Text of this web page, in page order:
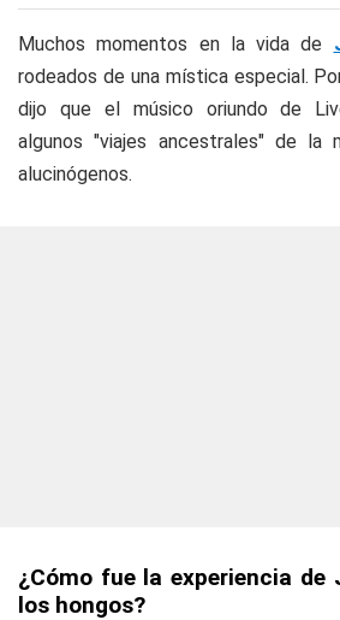
Muchos momentos en la vida de
rodeados de una mística especial.
dijo que el músico oriundo de
algunos "viajes ancestrales" de la
alucinógenos.
¿Cómo fue la experiencia de
los hongos?